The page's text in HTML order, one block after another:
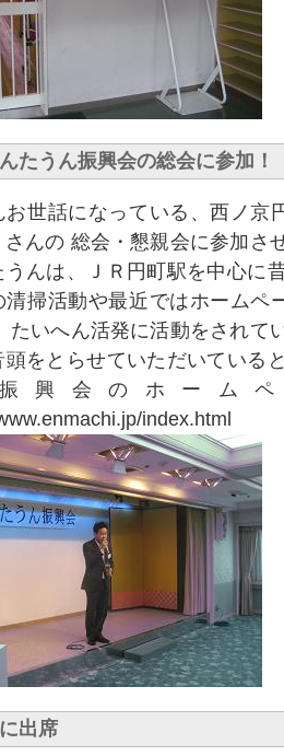
たうん振興会の総会に参加！
お世話になっている、西ノ京
さんの 総会・懇親会に参加さ
うんは、ＪＲ円町駅を中心に
清掃活動や最近ではホームペ
たいへん活発に活動をされて
頭をとらせていただいている
興会のホーム
index.html
出席